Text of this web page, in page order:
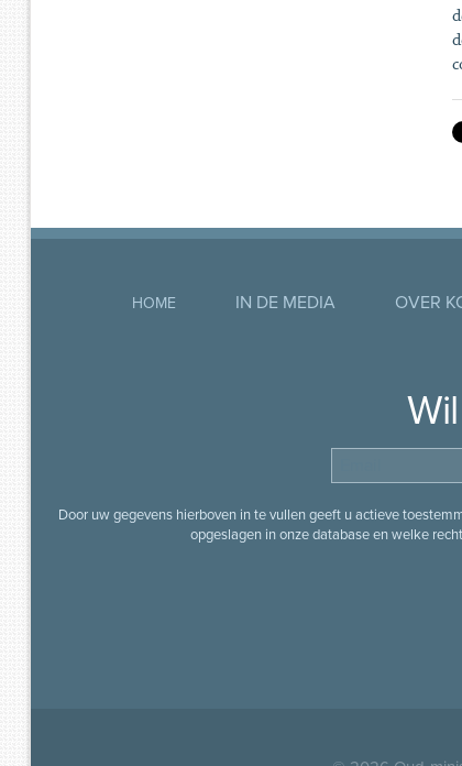
HOME IN DE MEDIA OVER
Door uw gegevens hierboven in te vullen geeft u actieve
opgeslagen in onze database en welke